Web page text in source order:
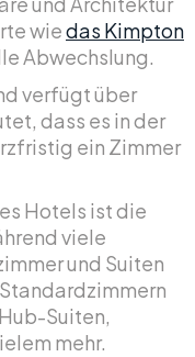
wiedas Kimpton
Abwechslung.
verfügt über
dass es in der
ein Zimmer
Hotels ist die
viele
und Suiten
Suiten,
mehr.